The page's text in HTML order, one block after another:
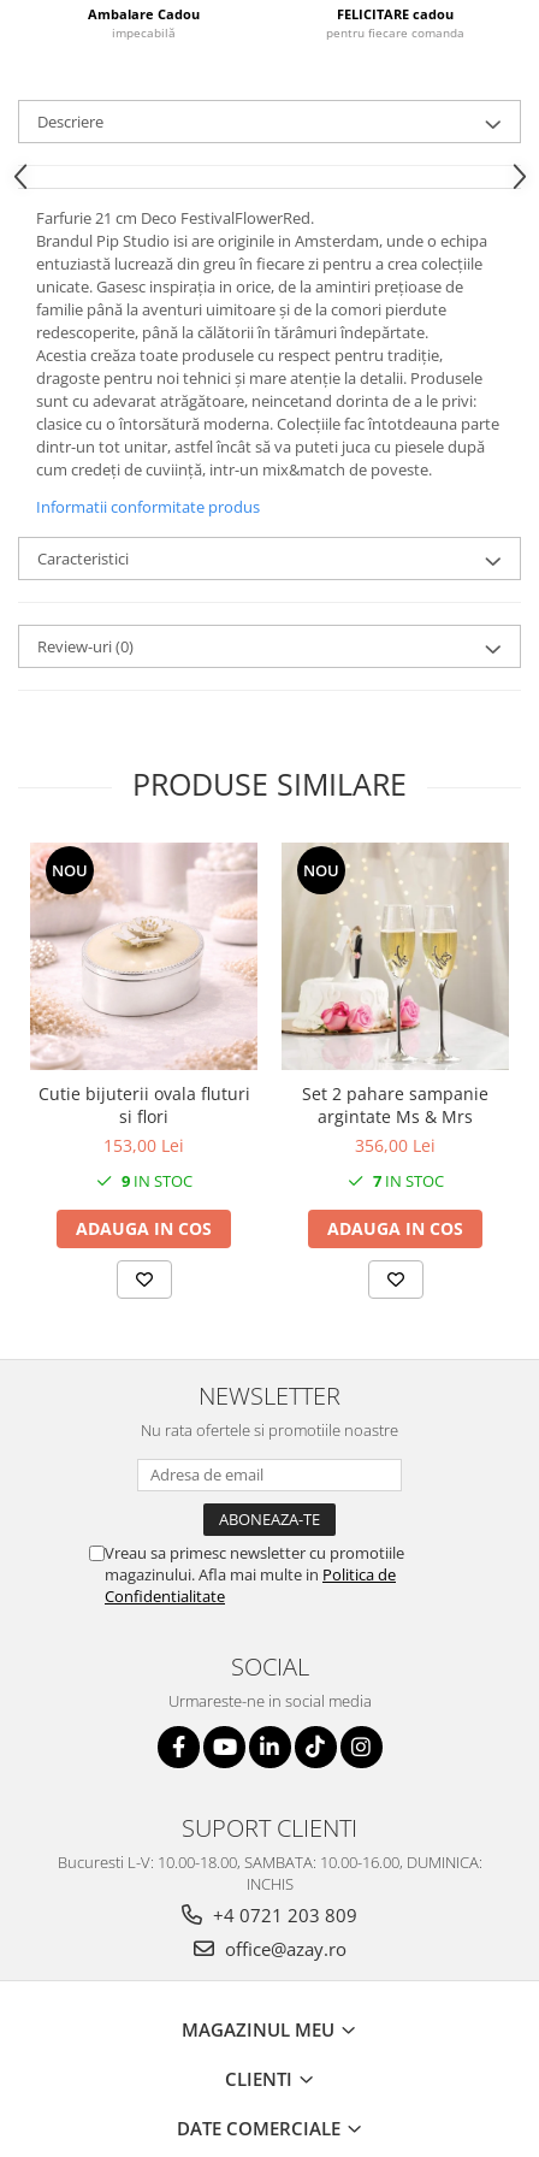
INTAGLIO
JASPER CONRAN GOLD
RENAISSANCE GOLD
ANTHEMION BLUE
BUTTERFLY BLOOM
OLD COUNTRY ROSES
PASHMINA
SIGNET PLATINUM
CELESTIAL GOLD
NATURE
CHINOISERIE WHITE
JASPER CONRAN WHITE
MORRIS&AMP;CO
KINGSLEY
SERENDIPITY GOLD
SERENDIPITY PLATINUM
PATCHWORK WILLOW
HIBISCUS
SWAN
FLORENTINE TURQUOISE
ANTHEMION GREY
ORCHARD
CREATURES OF CURIOSITY
JARDIN
RENAISSANCE RED
SERENDIPITY WHITE
FLOWER FESTIVAL BLUE
FLOWER FESTIVAL RED
LOVE BIRDS
CHIQUE VERDE
CHIQUE ROZ
CHIQUE STRIPES VERDE
Ambalare Cadou
impecabilă
FELICITARE cadou
pentru fiecare comanda
Descriere
Farfurie 21 cm Deco FestivalFlowerRed.
Brandul Pip Studio isi are originile in Amsterdam, unde o echipa
entuziastă lucrează din greu în fiecare zi pentru a crea colecțiile
unicate. Gasesc inspirația in orice, de la amintiri prețioase de
familie până la aventuri uimitoare și de la comori pierdute
redescoperite, până la călătorii în tărâmuri îndepărtate.
Acestia creăza toate produsele cu respect pentru tradiție,
dragoste pentru noi tehnici și mare atenție la detalii. Produsele
sunt cu adevarat atrăgătoare, neincetand dorinta de a le privi:
clasice cu o întorsătură moderna. Colecțiile fac întotdeauna parte
dintr-un tot unitar, astfel încât să va puteti juca cu piesele după
cum credeți de cuviință, intr-un mix&match de poveste.
Informatii conformitate produs
Caracteristici
Review-uri(0)
PRODUSE SIMILARE
NOU
Cutie bijuterii ovala fluturi
si flori
153,00 Lei
9IN STOC
ADAUGA IN COS
NOU
Set 2 pahare sampanie
argintate Ms & Mrs
356,00 Lei
7IN STOC
ADAUGA IN COS
NEWSLETTER
Nu rata ofertele si promotiile noastre
Vreau sa primesc newsletter cu promotiile
magazinului. Afla mai multe in Politica de
Confidentialitate
SOCIAL
Urmareste-ne in social media
SUPORT CLIENTI
Bucuresti L-V: 10.00-18.00, SAMBATA: 10.00-16.00, DUMINICA:
INCHIS
+4 0721 203 809
office@azay.ro
MAGAZINUL MEU
CLIENTI
DATE COMERCIALE